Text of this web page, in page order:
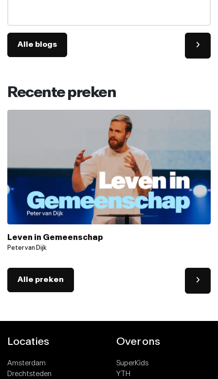
Alle blogs
Recente preken
Leven in Gemeenschap
Peter van Dijk
Alle preken
Locaties
Amsterdam
Drechtsteden
Over ons
SuperKids
YTH